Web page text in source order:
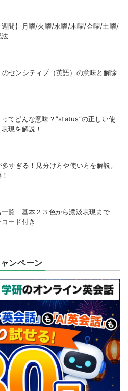
週間】月曜/火曜/水曜/木曜/金曜/土曜/
法
センシティブ（英語）の意味と解除
ってどんな意味？”status”の正しい使
現を解説！
多すぎる！見分け方や使い方を解説。
一覧｜基本２３色から濃淡表現まで｜
ード付き
ンペーン